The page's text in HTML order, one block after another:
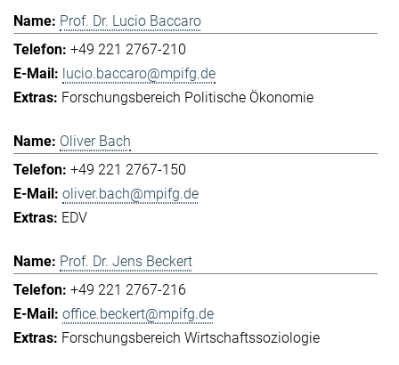
Prof. Dr. Lucio Baccaro
+49 221 2767-210
lucio.baccaro@mpifg.de
Forschungsbereich Politische Ökonomie
Oliver Bach
+49 221 2767-150
oliver.bach@mpifg.de
EDV
Prof. Dr. Jens Beckert
+49 221 2767-216
office.beckert@mpifg.de
Forschungsbereich Wirtschaftssoziologie